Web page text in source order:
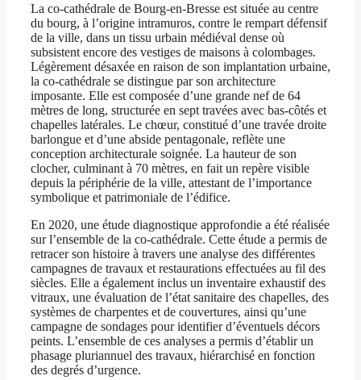
La co-cathédrale de Bourg-en-Bresse est située au centre
du bourg, à l’origine intramuros, contre le rempart défensif
de la ville, dans un tissu urbain médiéval dense où
subsistent encore des vestiges de maisons à colombages.
Légèrement désaxée en raison de son implantation urbaine,
la co-cathédrale se distingue par son architecture
imposante. Elle est composée d’une grande nef de 64
mètres de long, structurée en sept travées avec bas-côtés et
chapelles latérales. Le chœur, constitué d’une travée droite
barlongue et d’une abside pentagonale, reflète une
conception architecturale soignée. La hauteur de son
clocher, culminant à 70 mètres, en fait un repère visible
depuis la périphérie de la ville, attestant de l’importance
symbolique et patrimoniale de l’édifice.
En 2020, une étude diagnostique approfondie a été réalisée
sur l’ensemble de la co-cathédrale. Cette étude a permis de
retracer son histoire à travers une analyse des différentes
campagnes de travaux et restaurations effectuées au fil des
siècles. Elle a également inclus un inventaire exhaustif des
vitraux, une évaluation de l’état sanitaire des chapelles, des
systèmes de charpentes et de couvertures, ainsi qu’une
campagne de sondages pour identifier d’éventuels décors
peints. L’ensemble de ces analyses a permis d’établir un
phasage pluriannuel des travaux, hiérarchisé en fonction
des degrés d’urgence.